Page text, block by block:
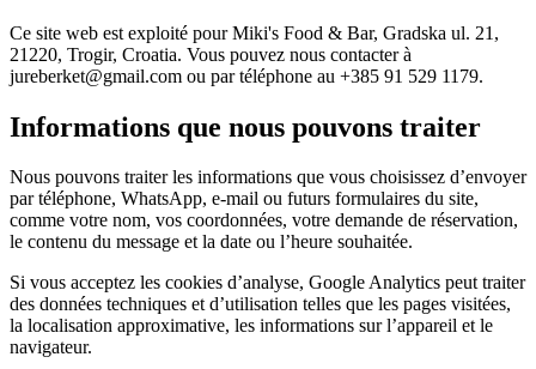
Ce site web est exploité pour Miki's Food & Bar, Gradska ul. 21,
21220, Trogir, Croatia. Vous pouvez nous contacter à
jureberket@gmail.com ou par téléphone au +385 91 529 1179.
Informations que nous pouvons traiter
Nous pouvons traiter les informations que vous choisissez d’envoyer
par téléphone, WhatsApp, e-mail ou futurs formulaires du site,
comme votre nom, vos coordonnées, votre demande de réservation,
le contenu du message et la date ou l’heure souhaitée.
Si vous acceptez les cookies d’analyse, Google Analytics peut traiter
des données techniques et d’utilisation telles que les pages visitées,
la localisation approximative, les informations sur l’appareil et le
navigateur.